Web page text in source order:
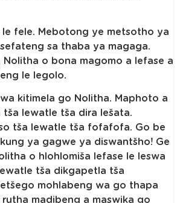
le fele. Mebotong ye metsotho ya
sa thaba ya magaga.
Nolitha o bona magomo a lefase a
le legolo.
kitimela go Nolitha. Maphoto a
tša lewatle tša dira lešata.
tša lewatle tša fofafofa. Go be
ya gagwe ya diswantšho! Ge
o hlohlomiša lefase le leswa
tša dikgapetla tša
mohlabeng wa go thapa
madibeng a maswika go